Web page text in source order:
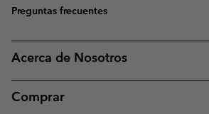
Preguntas frecuentes
Acerca de Nosotros
Comprar